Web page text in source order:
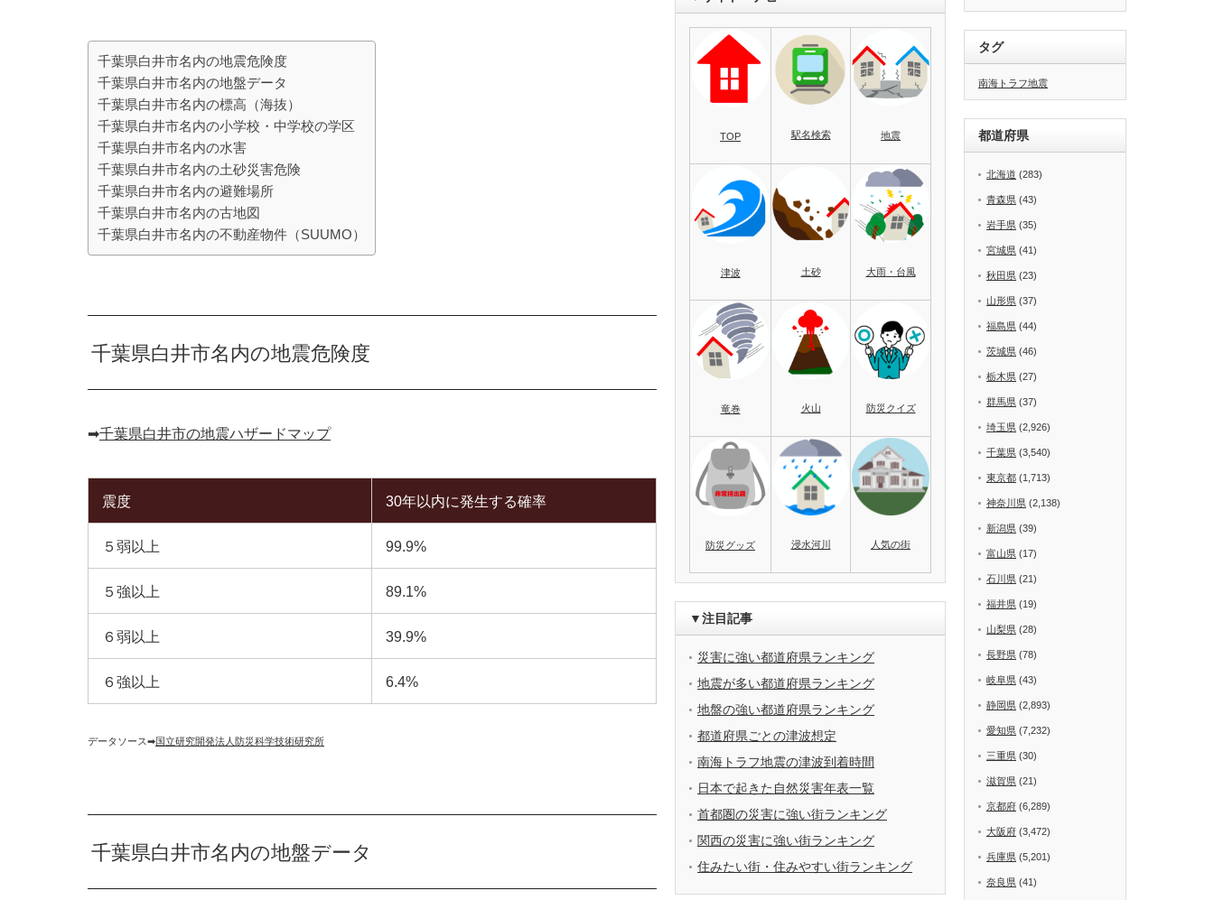
千葉県白井市名内の地震危険度
千葉県白井市名内の地盤データ
千葉県白井市名内の標高（海抜）
千葉県白井市名内の小学校・中学校の学区
千葉県白井市名内の水害
千葉県白井市名内の土砂災害危険
千葉県白井市名内の避難場所
千葉県白井市名内の古地図
千葉県白井市名内の不動産物件（SUUMO）
千葉県白井市名内の地震危険度
➡︎千葉県白井市の地震ハザードマップ
震度 30年以内に発生する確率
５弱以上 99.9%
５強以上 89.1%
６弱以上 39.9%
６強以上 6.4%
データソース➡︎国立研究開発法人防災科学技術研究所
千葉県白井市名内の地盤データ
TOP 駅名検索 地震
津波 土砂 大雨・台風
竜巻 火山 防災クイズ
防災グッズ 浸水河川 人気の街
▼注目記事
災害に強い都道府県ランキング
地震が多い都道府県ランキング
地盤の強い都道府県ランキング
都道府県ごとの津波想定
南海トラフ地震の津波到着時間
日本で起きた自然災害年表一覧
首都圏の災害に強い街ランキング
関西の災害に強い街ランキング
住みたい街・住みやすい街ランキング
タグ
南海トラフ地震
都道府県
北海道 (283)
青森県 (43)
岩手県 (35)
宮城県 (41)
秋田県 (23)
山形県 (37)
福島県 (44)
茨城県 (46)
栃木県 (27)
群馬県 (37)
埼玉県 (2,926)
千葉県 (3,540)
東京都 (1,713)
神奈川県 (2,138)
新潟県 (39)
富山県 (17)
石川県 (21)
福井県 (19)
山梨県 (28)
長野県 (78)
岐阜県 (43)
静岡県 (2,893)
愛知県 (7,232)
三重県 (30)
滋賀県 (21)
京都府 (6,289)
大阪府 (3,472)
兵庫県 (5,201)
奈良県 (41)